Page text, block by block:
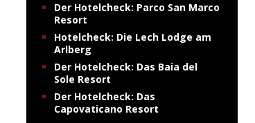
Der Hotelcheck: Parco San Marco
Resort
Hotelcheck: Die Lech Lodge am
Arlberg
Der Hotelcheck: Das Baia del
Sole Resort
Der Hotelcheck: Das
Capovaticano Resort